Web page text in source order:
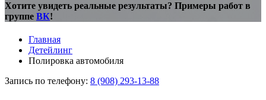
Хотите увидеть реальные результаты? Примеры работ в
группе ВК!
Главная
Детейлинг
Полировка автомобиля
Запись по телефону: 8 (908) 293-13-88